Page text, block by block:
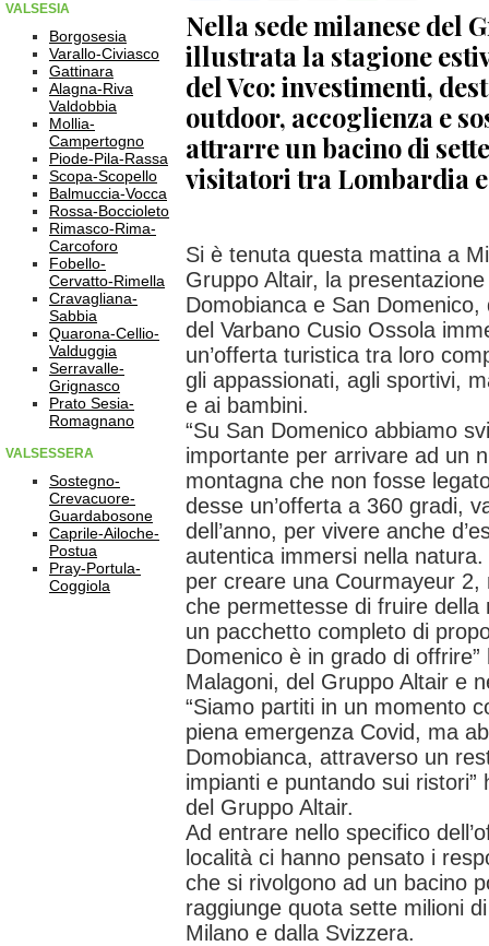
VALSESIA
Borgosesia
Varallo-Civiasco
Gattinara
Alagna-Riva
Valdobbia
Mollia-
Campertogno
Piode-Pila-Rassa
Scopa-Scopello
Balmuccia-Vocca
Rossa-Boccioleto
Rimasco-Rima-
Carcoforo
Fobello-
Cervatto-Rimella
Cravagliana-
Sabbia
Quarona-Cellio-
Valduggia
Serravalle-
Grignasco
Prato Sesia-
Romagnano
VALSESSERA
Sostegno-
Crevacuore-
Guardabosone
Caprile-Ailoche-
Postua
Pray-Portula-
Coggiola
Nella sede milanese del
illustrata la stagione
del Vco: investimenti,
outdoor, accoglienza e
attrarre un bacino di
visitatori tra Lombardia
Si è tenuta questa mattina a
Gruppo Altair, la
Domobianca e San
del Varbano Cusio Ossola
un’offerta turistica tra loro
gli appassionati, agli sportivi,
e ai bambini.
“Su San Domenico abbiamo
importante per arrivare ad un
montagna che non fosse
desse un’offerta a 360 gradi,
dell’anno, per vivere anche
autentica immersi nella
per creare una Courmayeur
che permettesse di fruire della
un pacchetto completo di
Domenico è in grado di
Malagoni, del Gruppo Altair e
“Siamo partiti in un momento
piena emergenza Covid, ma
Domobianca, attraverso un
impianti e puntando sui
del Gruppo Altair.
Ad entrare nello specifico
località ci hanno pensato i
che si rivolgono ad un bacino
raggiunge quota sette milioni
Milano e dalla Svizzera.